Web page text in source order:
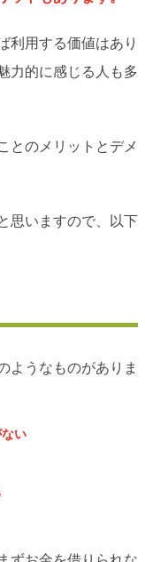
利用する価値はあり
力的に感じる人も多
とのメリットとデメ
思いますので、以下
ようなものがありま
い